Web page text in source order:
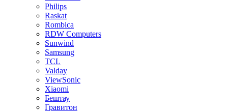
Philips
Raskat
Rombica
RDW Computers
Sunwind
Samsung
TCL
Valday
ViewSonic
Xiaomi
Бештау
Гравитон